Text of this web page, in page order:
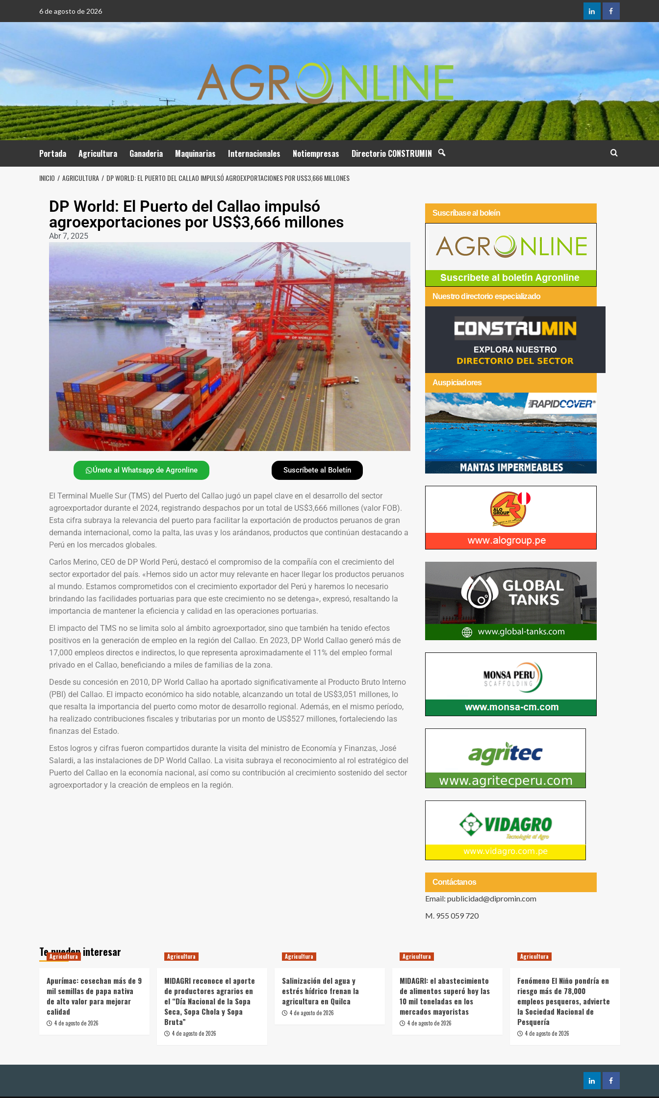
6 de agosto de 2026
Portada Agricultura Ganaderia Maquinarias Internacionales Notiempresas Directorio CONSTRUMIN
INICIO AGRICULTURA DP WORLD: EL PUERTO DEL CALLAO IMPULSÓ AGROEXPORTACIONES POR US$3,666 MILLONES
DP World: El Puerto del Callao impulsó
agroexportaciones por US$3,666 millones
Abr 7, 2025
Únete al Whatsapp de Agronline Suscríbete al Boletín
El Terminal Muelle Sur (TMS) del Puerto del Callao jugó un papel clave en el desarrollo del sector
agroexportador durante el 2024, registrando despachos por un total de US$3,666 millones (valor FOB).
Esta cifra subraya la relevancia del puerto para facilitar la exportación de productos peruanos de gran
demanda internacional, como la palta, las uvas y los arándanos, productos que continúan destacando a
Perú en los mercados globales.
Carlos Merino, CEO de DP World Perú, destacó el compromiso de la compañía con el crecimiento del
sector exportador del país. «Hemos sido un actor muy relevante en hacer llegar los productos peruanos
al mundo. Estamos comprometidos con el crecimiento exportador del Perú y haremos lo necesario
brindando las facilidades portuarias para que este crecimiento no se detenga», expresó, resaltando la
importancia de mantener la eficiencia y calidad en las operaciones portuarias.
El impacto del TMS no se limita solo al ámbito agroexportador, sino que también ha tenido efectos
positivos en la generación de empleo en la región del Callao. En 2023, DP World Callao generó más de
17,000 empleos directos e indirectos, lo que representa aproximadamente el 11% del empleo formal
privado en el Callao, beneficiando a miles de familias de la zona.
Desde su concesión en 2010, DP World Callao ha aportado significativamente al Producto Bruto Interno
(PBI) del Callao. El impacto económico ha sido notable, alcanzando un total de US$3,051 millones, lo
que resalta la importancia del puerto como motor de desarrollo regional. Además, en el mismo período,
ha realizado contribuciones fiscales y tributarias por un monto de US$527 millones, fortaleciendo las
finanzas del Estado.
Estos logros y cifras fueron compartidos durante la visita del ministro de Economía y Finanzas, José
Salardi, a las instalaciones de DP World Callao. La visita subraya el reconocimiento al rol estratégico del
Puerto del Callao en la economía nacional, así como su contribución al crecimiento sostenido del sector
agroexportador y la creación de empleos en la región.
Suscríbase al boleín
Nuestro directorio especializado
Auspiciadores
Contáctanos
Email: publicidad@dipromin.com
M. 955 059 720
Te pueden interesar
Agricultura
Apurímac: cosechan más de 9
mil semillas de papa nativa
de alto valor para mejorar
calidad
4 de agosto de 2026
Agricultura
MIDAGRI reconoce el aporte
de productores agrarios en
el “Día Nacional de la Sopa
Seca, Sopa Chola y Sopa
Bruta”
4 de agosto de 2026
Agricultura
Salinización del agua y
estrés hídrico frenan la
agricultura en Quilca
4 de agosto de 2026
Agricultura
MIDAGRI: el abastecimiento
de alimentos superó hoy las
10 mil toneladas en los
mercados mayoristas
4 de agosto de 2026
Agricultura
Fenómeno El Niño pondría en
riesgo más de 78,000
empleos pesqueros, advierte
la Sociedad Nacional de
Pesquería
4 de agosto de 2026